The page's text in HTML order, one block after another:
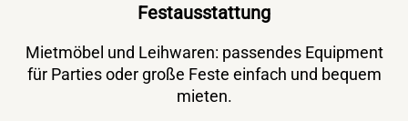
Festausstattung
Mietmöbel und Leihwaren: passendes Equipment
für Parties oder große Feste einfach und bequem
mieten.